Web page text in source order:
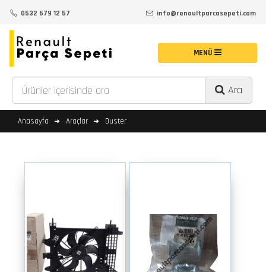
0532 679 12 57 info@renaultparcasepeti.com
Ara
Anasayfa Araçlar Duster